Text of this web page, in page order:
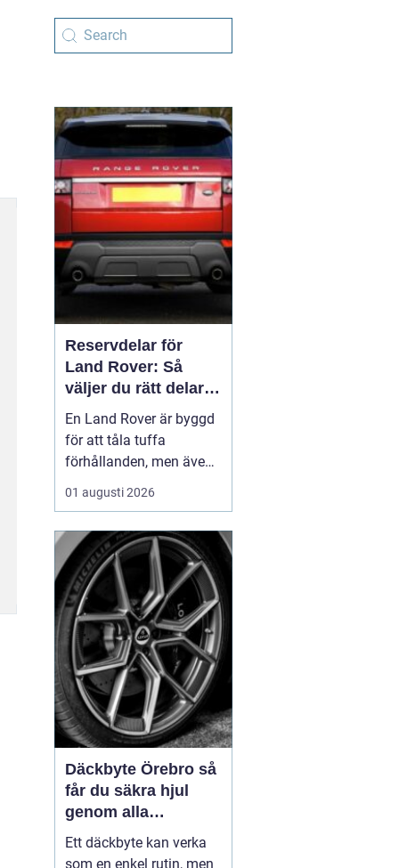
Reservdelar för
Land Rover: Så
väljer du rätt delar
för lång livslängd
och trygg körning
En Land Rover är byggd
för att tåla tuffa
förhållanden, men även
den mest robusta bil
slits med tiden. När
drivlina börjar ge sig
avgör valet av delar hur
bilen kommer att fu...
01 augusti 2026
Däckbyte Örebro så
får du säkra hjul
genom alla
säsonger
Ett däckbyte kan verka
som en enkel rutin, men